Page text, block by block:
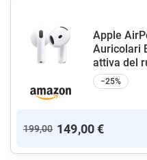
Apple
Auricolari
attiva del
−25%
199,00 149,00 €